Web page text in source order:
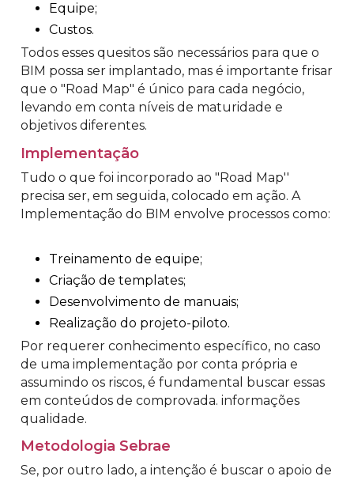
Equipe;
Custos.
Todos esses quesitos são necessários para que o
BIM possa ser implantado, mas é importante frisar
que o "Road Map" é único para cada negócio,
levando em conta níveis de maturidade e
objetivos diferentes.
Implementação
Tudo o que foi incorporado ao "Road Map''
precisa ser, em seguida, colocado em ação. A
Implementação do BIM envolve processos como:
Treinamento de equipe;
Criação de templates;
Desenvolvimento de manuais;
Realização do projeto-piloto.
Por requerer conhecimento específico, no caso
de uma implementação por conta própria e
assumindo os riscos, é fundamental buscar essas
em conteúdos de comprovada. informações
qualidade.
Metodologia Sebrae
Se, por outro lado, a intenção é buscar o apoio de